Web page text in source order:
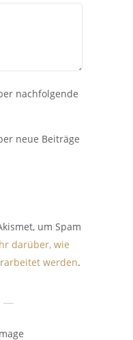
nachfolgende
neue Beiträge
um Spam
darüber, wie
werden.